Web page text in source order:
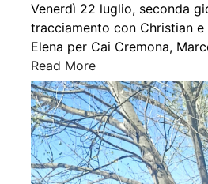
Venerdì 22 luglio, seconda
tracciamento con Christian
Elena per Cai Cremona,
Read More